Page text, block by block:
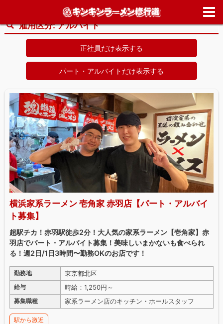
求人情報>アルバイト
雇用区分:アルバイト
正社員だけ表示する
パート・アルバイトだけ表示する
横浜家系ラーメン 壱角家 赤羽店【パート・アルバイ
ト募集】
超駅チカ！赤羽駅徒歩2分！大人気の家系ラーメン【壱角家】赤
羽店でパート・アルバイト募集！美味しいまかないも食べられ
る！週2日/1日3時間〜勤務OKのお店です！
勤務地 東京都北区
給与 時給：1,250円～
募集職種 家系ラーメン店のキッチン・ホールスタッフ
駅から激近